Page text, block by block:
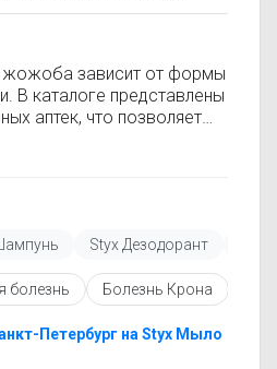
зависит от формы
В каталоге представлены
аптек, что позволяет
Styx Масло жожоба
ознакомиться с
показаниями и
При необходимости вы
Styx Масло
ценой.
жожоба в
Styx Дезодорант
болезнь Болезнь Крона
Петербург на Styx Мыло